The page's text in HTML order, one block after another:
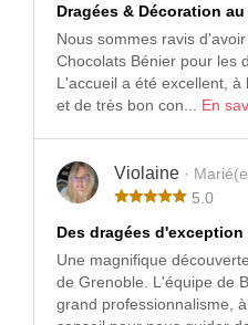
Dragées & Décoration
Nous sommes ravis
Chocolats Bénier pour les
L'accueil a été excellent,
et de très bon con... En
Violaine ·
5.0
Des dragées
Une magnifique
de Grenoble. L'équipe de
grand professionnalisme,